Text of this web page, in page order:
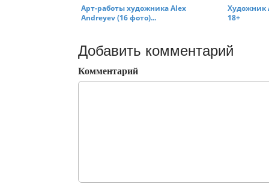
Арт-работы художника Alex
Andreyev (16 фото)...
Художник
18+
Добавить комментарий
Комментарий